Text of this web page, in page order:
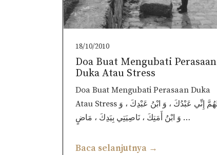
18/10/2010
Doa Buat Mengubati Perasaan
Duka Atau Stress
Doa Buat Mengubati Perasaan Duka
Atau Stress اللهُمَّ إِنِّي عَبْدُكَ ، وَ ابْنُ عَبْدِكَ ، وَ
وَ ابْنُ أَمَتِكَ ، نَاصِيَتِي بِيَدِكَ ، مَاضٍ …
Baca selanjutnya →